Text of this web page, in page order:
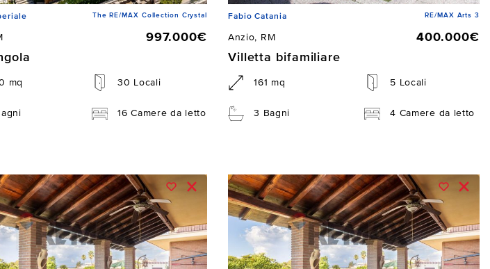
The RE/MAX Collection Crystal
997.000€
mq 30 Locali
16 Camere da letto
Fabio Catania RE/MAX Arts 3
Anzio, RM
400.000€
Villetta bifamiliare
161 mq 5 Locali
3 Bagni 4 Camere da letto